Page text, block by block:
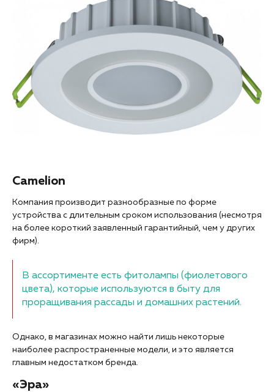
Camelion
Компания производит разнообразные по форме
устройства с длительным сроком использования (несмотря
на более короткий заявленный гарантийный, чем у других
фирм).
В ассортименте есть фитолампы (фиолетового
цвета), которые используются в быту для
проращивания рассады и домашних растений.
Однако, в магазинах можно найти лишь некоторые
наиболее распространенные модели, и это является
главным недостатком бренда.
«Эра»